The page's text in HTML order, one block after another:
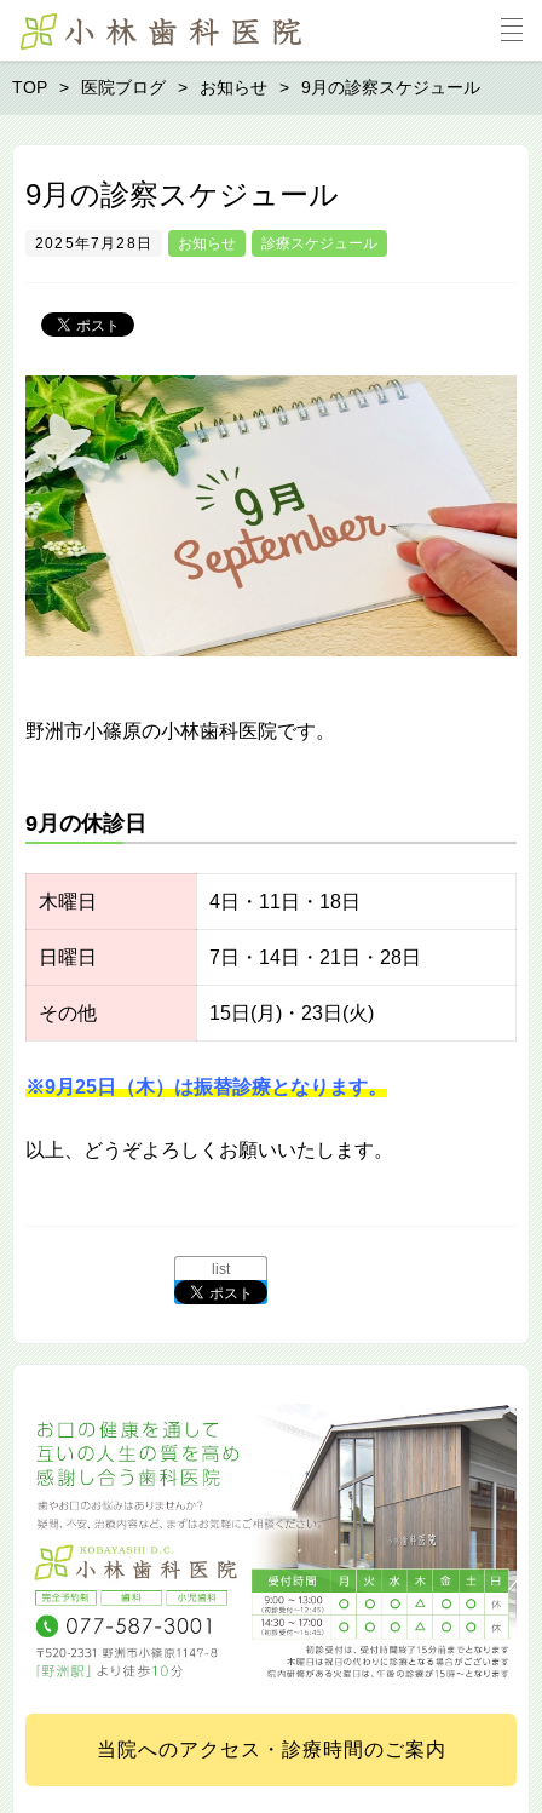
TOP 医院ブログ お知らせ 9月の診察スケジュール
9月の診察スケジュール
2025年7月28日 お知らせ 診療スケジュール
野洲市小篠原の小林歯科医院です。
9月の休診日
木曜日 4日・11日・18日
日曜日 7日・14日・21日・28日
その他 15日(月)・23日(火)
※9月25日（木）は振替診療となります。
以上、どうぞよろしくお願いいたします。
list
当院へのアクセス・診療時間のご案内